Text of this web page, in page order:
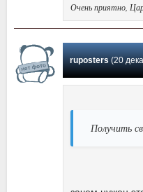
Очень приятно,
ruposters(20 декабря
Получить